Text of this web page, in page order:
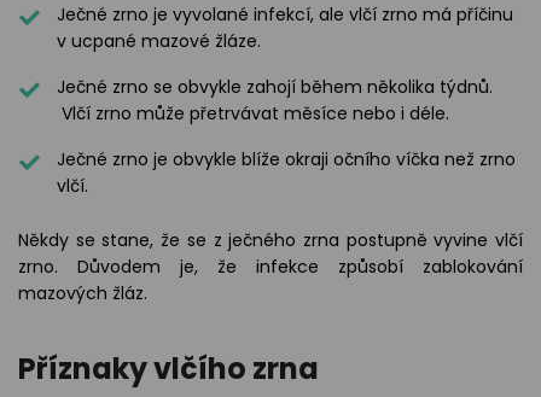
Ječné zrno je vyvolané infekcí, ale vlčí zrno má příčinu
v ucpané mazové žláze.
Ječné zrno se obvykle zahojí během několika týdnů.
Vlčí zrno může přetrvávat měsíce nebo i déle.
Ječné zrno je obvykle blíže okraji očního víčka než zrno
vlčí.
Někdy se stane, že se z ječného zrna postupně vyvine vlčí
zrno. Důvodem je, že infekce způsobí zablokování
mazových žláz.
Příznaky vlčího zrna